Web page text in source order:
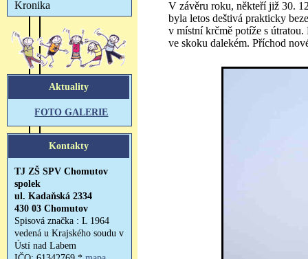
V závěru roku, někteří již 30.
byla letos deštivá prakticky
v místní krčmě potíže s útratou.
ve skoku dalekém. Příchod